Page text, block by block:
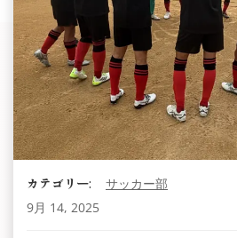
カテゴリー:
サッカー部
9月 14, 2025